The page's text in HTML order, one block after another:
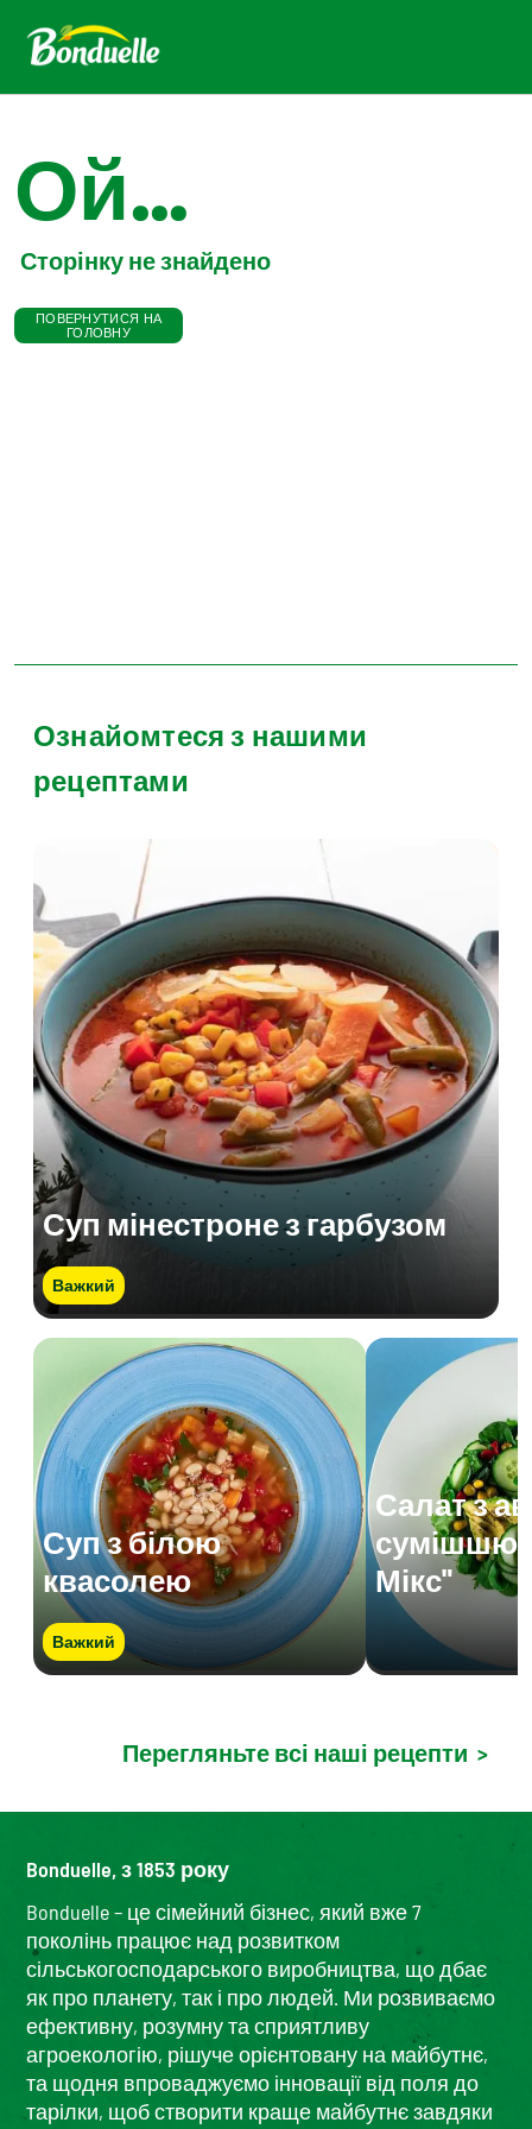
Ой...
Сторінку не знайдено
ПОВЕРНУТИСЯ НА
ГОЛОВНУ
Ознайомтеся з нашими
рецептами
Суп мінестроне з гарбузом
Важкий
Суп з білою
квасолею
Важкий
Салат з
сумішшю
Мікс"
Перегляньте всі наші рецепти >
Bonduelle, з 1853 року
Bonduelle – це сімейний бізнес, який вже 7
поколінь працює над розвитком
сільськогосподарського виробництва, що дбає
як про планету, так і про людей. Ми розвиваємо
ефективну, розумну та сприятливу
агроекологію, рішуче орієнтовану на майбутнє,
та щодня впроваджуємо інновації від поля до
тарілки, щоб створити краще майбутнє завдяки